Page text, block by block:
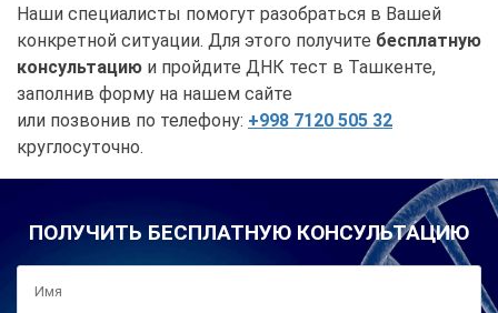
Наши специалисты помогут разобраться в Вашей
конкретной ситуации. Для этого получите бесплатную
консультацию и пройдите ДНК тест в Ташкенте,
заполнив форму на нашем сайте
или позвонив по телефону: +998 7120 505 32
круглосуточно.
ПОЛУЧИТЬ БЕСПЛАТНУЮ КОНСУЛЬТАЦИЮ